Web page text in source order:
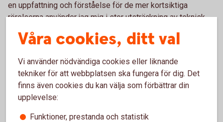
en uppfattning och förståelse för de mer kortsiktiga
rörelserna använder jag mig i stor utsträckning av teknisk
analys och hur marknadspsykologin påverkar människors
beslutsfattande.
Martins blogg
Våra cookies, ditt val
Vi använder nödvändiga cookies eller liknande
tekniker för att webbplatsen ska fungera för dig. Det
finns även cookies du kan välja som förbättrar din
upplevelse:
Funktioner, prestanda och statistik